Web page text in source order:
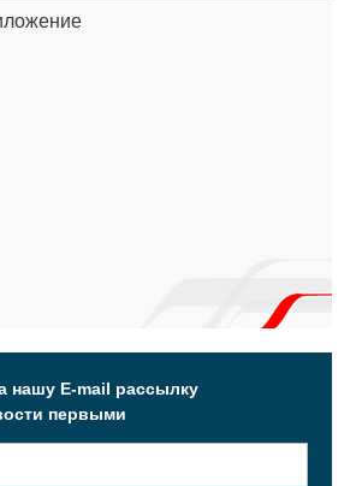
нашу E-mail рассылку
первыми